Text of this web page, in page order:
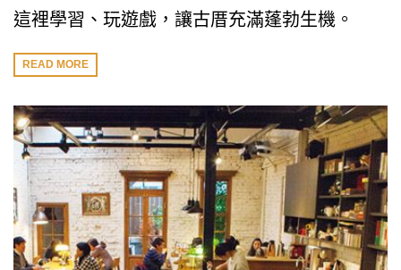
這裡學習、玩遊戲，讓古厝充滿蓬勃生機。
READ MORE